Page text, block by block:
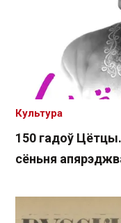
150 гадоў
сёньня
Культура